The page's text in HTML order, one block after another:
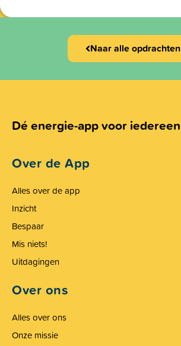
Naar alle opdrachten
Dé energie-app voor iedereen
Over de App
Alles over de app
Inzicht
Bespaar
Mis niets!
Uitdagingen
Over ons
Alles over ons
Onze missie